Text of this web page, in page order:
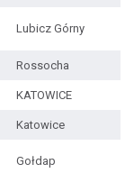
Lubicz Górny
Rossocha
KATOWICE
Katowice
Gołdap